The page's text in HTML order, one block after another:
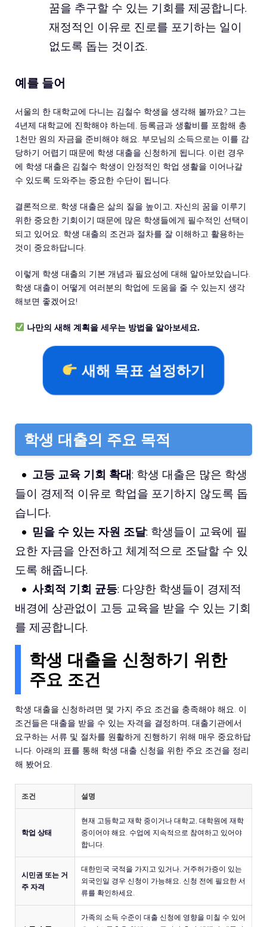
꿈을 추구할 수 있는 기회를 제공합니다.
재정적인 이유로 진로를 포기하는 일이
없도록 돕는 것이죠.
예를 들어
서울의 한 대학교에 다니는 김철수 학생을 생각해 볼까요? 그는
4년제 대학교에 진학해야 하는데, 등록금과 생활비를 포함해 총
1천만 원의 자금을 준비해야 해요. 부모님의 소득으로는 이를 감
당하기 어렵기 때문에 학생 대출을 신청하게 됩니다. 이런 경우
에 학생 대출은 김철수 학생이 안정적인 학업 생활을 이어나갈
수 있도록 도와주는 중요한 수단이 됩니다.
결론적으로, 학생 대출은 삶의 질을 높이고, 자신의 꿈을 이루기
위한 중요한 기회이기 때문에 많은 학생들에게 필수적인 선택이
되고 있어요. 학생 대출의 조건과 절차를 잘 이해하고 활용하는
것이 중요하답니다.
이렇게 학생 대출의 기본 개념과 필요성에 대해 알아보았습니다.
학생 대출이 어떻게 여러분의 학업에 도움을 줄 수 있는지 생각
해보면 좋겠어요!
나만의 새해 계획을 세우는 방법을 알아보세요.
새해 목표 설정하기
학생 대출의 주요 목적
고등 교육 기회 확대: 학생 대출은 많은 학생
들이 경제적 이유로 학업을 포기하지 않도록 돕
습니다.
믿을 수 있는 자원 조달: 학생들이 교육에 필
요한 자금을 안전하고 체계적으로 조달할 수 있
도록 해줍니다.
사회적 기회 균등: 다양한 학생들이 경제적
배경에 상관없이 고등 교육을 받을 수 있는 기회
를 제공합니다.
학생 대출을 신청하기 위한
주요 조건
학생 대출을 신청하려면 몇 가지 주요 조건을 충족해야 해요. 이
조건들은 대출을 받을 수 있는 자격을 결정하며, 대출기관에서
요구하는 서류 및 절차를 원활하게 진행하기 위해 매우 중요하답
니다. 아래의 표를 통해 학생 대출 신청을 위한 주요 조건을 정리
해 봤어요.
조건 설명
학업 상태
현재 고등학교 재학 중이거나 대학교, 대학원에 재학
중이어야 해요. 수업에 지속적으로 참여하고 있어야
합니다.
시민권 또는 거
주 자격
대한민국 국적을 가지고 있거나, 거주허가증이 있는
외국인일 경우 신청이 가능해요. 신청 전에 필요한 서
류를 확인하세요.
가족의 소득 수준이 대출 신청에 영향을 미칠 수 있어